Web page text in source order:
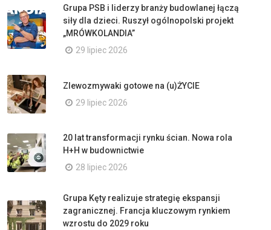
Grupa PSB i liderzy branży budowlanej łączą
siły dla dzieci. Ruszył ogólnopolski projekt
„MRÓWKOLANDIA”
29 lipiec 2026
Zlewozmywaki gotowe na (u)ŻYCIE
29 lipiec 2026
20 lat transformacji rynku ścian. Nowa rola
H+H w budownictwie
28 lipiec 2026
Grupa Kęty realizuje strategię ekspansji
zagranicznej. Francja kluczowym rynkiem
wzrostu do 2029 roku